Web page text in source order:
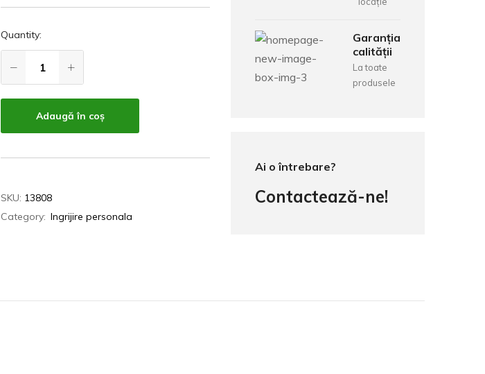
Quantity:
Adaugă în coș
SKU: 13808
Category: Ingrijire personala
Garanția
calității
La toate
produsele
Ai o întrebare?
Contactează-ne!